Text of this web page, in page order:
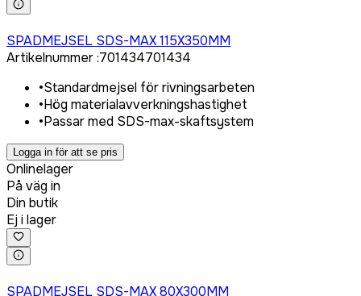
SPADMEJSEL SDS-MAX 115X350MM
Artikelnummer:701434701434
•Standardmejsel för rivningsarbeten
•Hög materialavverkningshastighet
•Passar med SDS-max-skaftsystem
Logga in för att se pris
Onlinelager
På väg in
Din butik
Ej i lager
SPADMEJSEL SDS-MAX 80X300MM